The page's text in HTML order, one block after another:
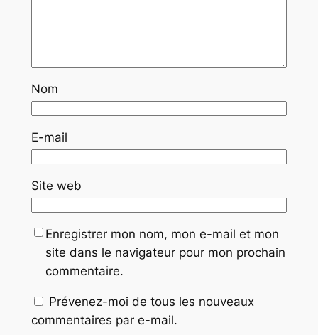
Nom
E-mail
Site web
Enregistrer mon nom, mon e-mail et mon
site dans le navigateur pour mon prochain
commentaire.
Prévenez-moi de tous les nouveaux
commentaires par e-mail.